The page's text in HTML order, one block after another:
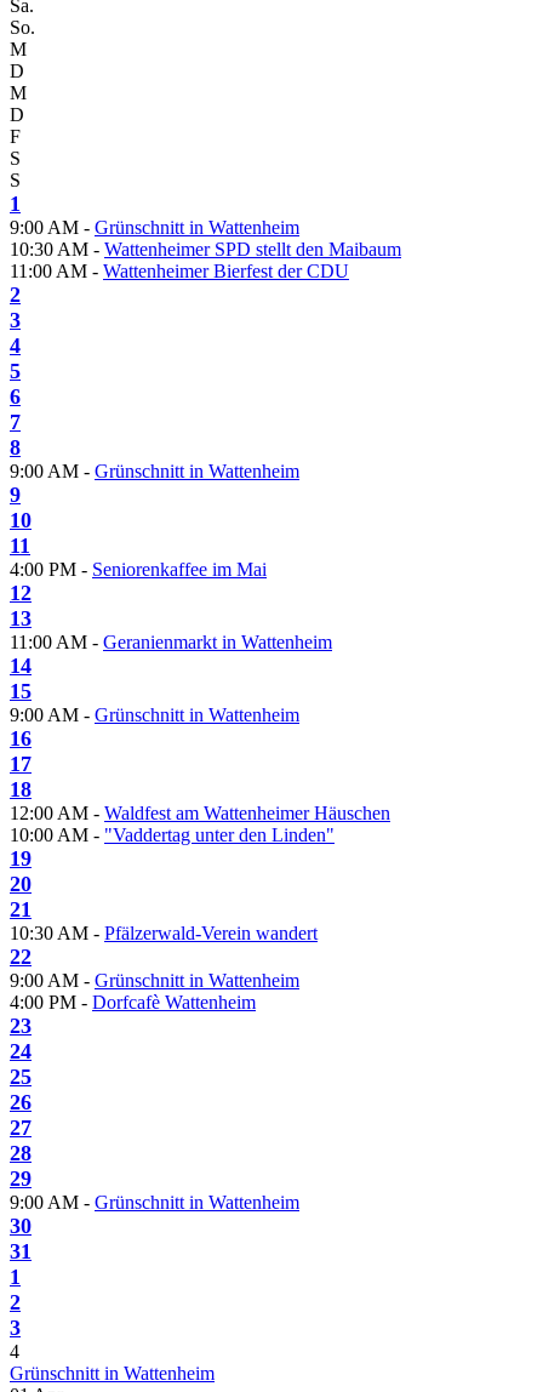
Sa.
So.
M
D
M
D
F
S
S
1
9:00 AM - Grünschnitt in Wattenheim
10:30 AM - Wattenheimer SPD stellt den Maibaum
11:00 AM - Wattenheimer Bierfest der CDU
2
3
4
5
6
7
8
9:00 AM - Grünschnitt in Wattenheim
9
10
11
4:00 PM - Seniorenkaffee im Mai
12
13
11:00 AM - Geranienmarkt in Wattenheim
14
15
9:00 AM - Grünschnitt in Wattenheim
16
17
18
12:00 AM - Waldfest am Wattenheimer Häuschen
10:00 AM - "Vaddertag unter den Linden"
19
20
21
10:30 AM - Pfälzerwald-Verein wandert
22
9:00 AM - Grünschnitt in Wattenheim
4:00 PM - Dorfcafè Wattenheim
23
24
25
26
27
28
29
9:00 AM - Grünschnitt in Wattenheim
30
31
1
2
3
4
Grünschnitt in Wattenheim